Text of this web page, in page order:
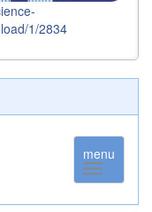
1/2834
menu